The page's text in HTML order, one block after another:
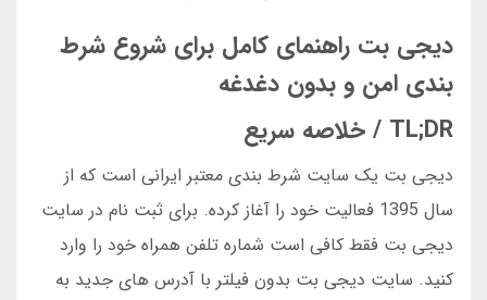
دیجی بت راهنمای کامل برای شروع شرط
بندی امن و بدون دغدغه
TL;DR / خلاصه سریع
دیجی بت یک سایت شرط بندی معتبر ایرانی است که از
سال 1395 فعالیت خود را آغاز کرده. برای ثبت نام در سایت
دیجی بت فقط کافی است شماره تلفن همراه خود را وارد
کنید. سایت دیجی بت بدون فیلتر با آدرس های جدید به